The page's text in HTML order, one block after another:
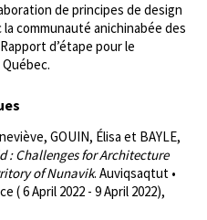
de principes de design
communauté anichinabée des
d’étape pour le
GOUIN, Élisa et BAYLE,
: Challenges for Architecture
of Nunavik. Auviqsaqtut •
( 6 April 2022 - 9 April 2022),